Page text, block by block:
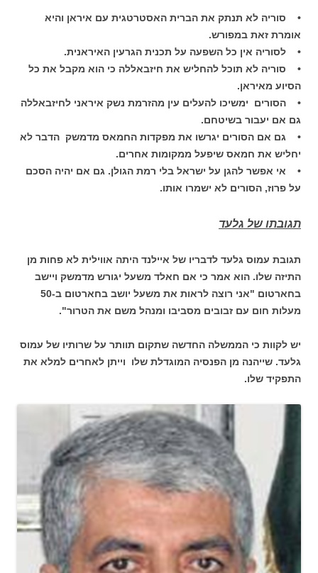
• סוריה לא תנתק את הברית האסטרטגית עם איראן והיא
אומרת זאת במפורש.
• לסוריה אין כל השפעה על תכנית הגרעין האיראנית.
• סוריה לא תוכל להחליש את חיזבאללה כי הוא מקבל את כל
הסיוע מאיראן.
• הסורים ימשיכו להעלים עין מהזרמת נשק איראני לחיזבאללה
גם אם יעבור בשיטחם.
• גם אם הסורים יגרשו את מפקדות החמאס מדמשק הדבר לא
יחליש את חמאס שיפעל ממקומות אחרים.
• אי אפשר להגן על ישראל בלי רמת הגולן. גם אם יהיה הסכם
על פרוז, הסורים לא ישמרו אותו.
תגובתו של גלעד
תגובת עמוס גלעד לדבריו של איילנד היתה אווילית לא פחות מן
התיזה שלו. הוא אמר כי אם חאלד משעל יגורש מדמשק ויישב
בחארטום "אני רוצה לראות את משעל יושב בחארטום ב-50
מעלות חום עם זבובים מסביבו ומנהל משם את הטרור".
יש לקוות כי הממשלה החדשה שתקום תוותר על שרותיו של עמוס
גלעד. שייהנה מן הפנסיה המוגדלת שלו וייתן לאחרים למלא את
התפקיד שלו.